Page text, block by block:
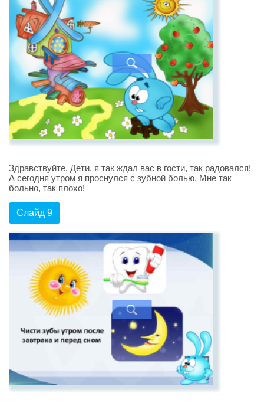
Здравствуйте. Дети, я так ждал вас в гости, так радовался!
А сегодня утром я проснулся с зубной болью. Мне так
больно, так плохо!
Слайд 9